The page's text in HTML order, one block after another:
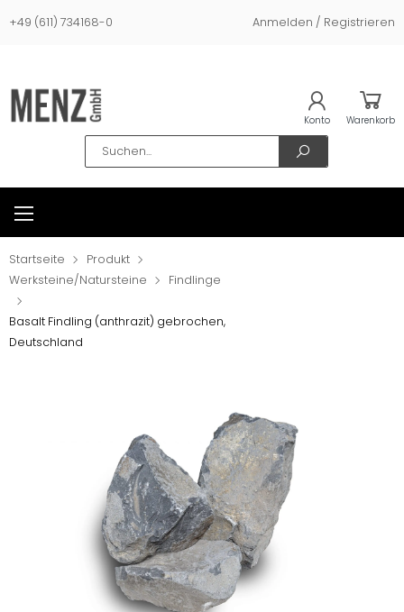
+49 (611) 734168-0 Anmelden / Registrieren
Search
Konto Warenkorb
Startseite
Produkt
Werksteine/Natursteine
Findlinge
Basalt Findling (anthrazit) gebrochen,
Deutschland